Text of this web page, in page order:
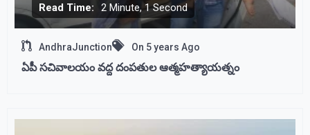
Read Time: 2 Minute, 1 Second
AndhraJunction On 5 years Ago
ఏపీ సచివాలయం వద్ద దంపతుల ఆత్మహత్యాయత్నం